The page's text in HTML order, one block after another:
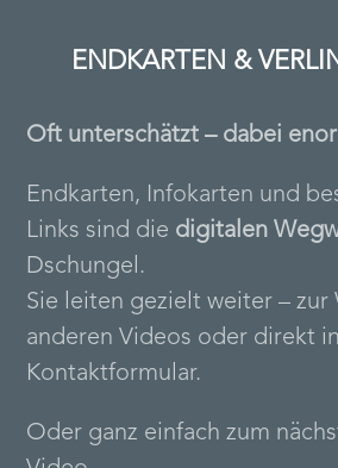
ENDKARTEN &
Oft unterschätzt – dabei
Endkarten, Infokarten und
Links sind die digitalen
Dschungel.
Sie leiten gezielt weiter – zur
anderen Videos oder direkt
Kontaktformular.
Oder ganz einfach zum